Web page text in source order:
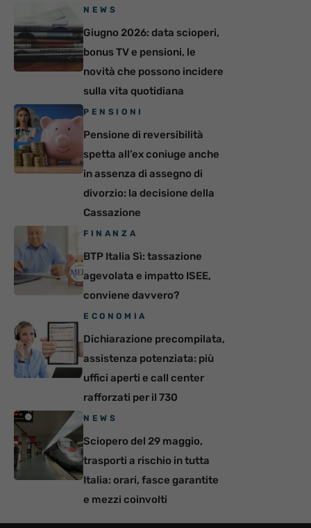
NEWS
Giugno 2026: data scioperi,
bonus TV e pensioni, le
novità che possono incidere
sulla vita quotidiana
PENSIONI
Pensione di reversibilità
spetta all’ex coniuge anche
in assenza di assegno di
divorzio: la decisione della
Cassazione
FINANZA
BTP Italia Sì: tassazione
agevolata e impatto ISEE,
conviene davvero?
ECONOMIA
Dichiarazione precompilata,
assistenza potenziata: più
uffici aperti e call center
rafforzati per il 730
NEWS
Sciopero del 29 maggio,
trasporti a rischio in tutta
Italia: orari, fasce garantite
e mezzi coinvolti